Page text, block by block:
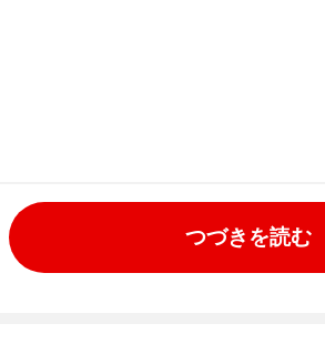
つづきを読む